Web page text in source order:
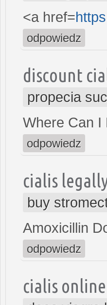
<a href=
odpowiedz
discount
propecia
Where Can I
odpowiedz
cialis
buy
Amoxicillin
odpowiedz
cialis